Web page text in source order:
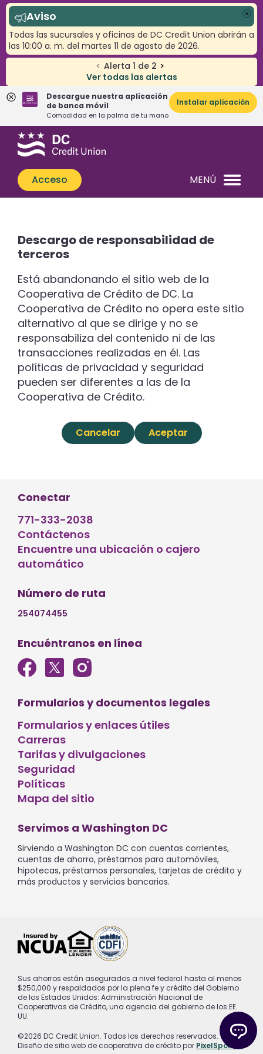
< Alerta 1 de 2 >
Ver todas las alertas
Aviso
Todas las sucursales y oficinas de DC Credit Union abrirán a
las 10:00 a. m. del martes 11 de agosto de 2026.
Descargue nuestra aplicación
de banca móvil
Comodidad en la palma de tu mano
Instalar aplicación
Saltar
Saltar
sesión
web
¿Qué
podemos
ayudarle
a
Acceso MENÚ
Descargo de responsabilidad de
terceros
Está abandonando el sitio web de la
Cooperativa de Crédito de DC. La
Cooperativa de Crédito no opera este sitio
alternativo al que se dirige y no se
responsabiliza del contenido ni de las
transacciones realizadas en él. Las
políticas de privacidad y seguridad
pueden ser diferentes a las de la
Cooperativa de Crédito.
Cancelar Aceptar
Conectar
771-333-2038
Contáctenos
Encuentre una ubicación o cajero
automático
Número de ruta
254074455
Encuéntranos en línea
Formularios y documentos legales
Formularios y enlaces útiles
Carreras
Tarifas y divulgaciones
Seguridad
Políticas
Mapa del sitio
Servimos a Washington DC
Sirviendo a Washington DC con cuentas corrientes,
cuentas de ahorro, préstamos para automóviles,
hipotecas, préstamos personales, tarjetas de crédito y
más productos y servicios bancarios.
Sus ahorros están asegurados a nivel federal hasta al menos
$250,000 y respaldados por la plena fe y crédito del Gobierno
de los Estados Unidos: Administración Nacional de
Cooperativas de Crédito, una agencia del gobierno de los EE.
UU.
©2026 DC Credit Union. Todos los derechos reservados.
Diseño de sitio web de cooperativa de crédito por PixelSpoke